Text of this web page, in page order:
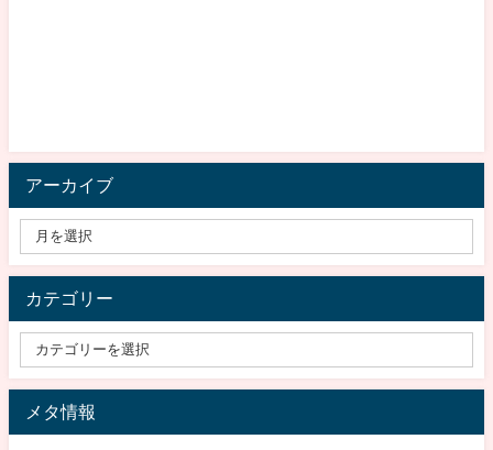
アーカイブ
カテゴリー
メタ情報